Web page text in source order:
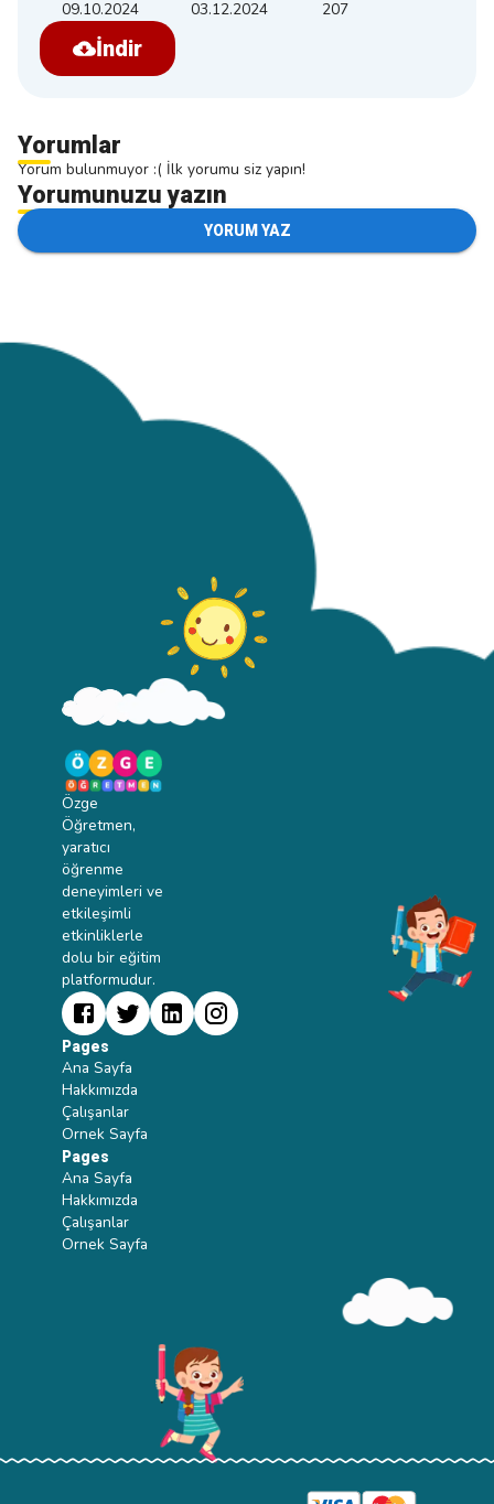
09.10.2024 03.12.2024 207
İndir
Yorumlar
Yorum bulunmuyor :( İlk yorumu siz yapın!
Yorumunuzu yazın
YORUM YAZ
Özge
Öğretmen,
yaratıcı
öğrenme
deneyimleri ve
etkileşimli
etkinliklerle
dolu bir eğitim
platformudur.
Pages
Ana Sayfa
Hakkımızda
Çalışanlar
Ornek Sayfa
Pages
Ana Sayfa
Hakkımızda
Çalışanlar
Ornek Sayfa